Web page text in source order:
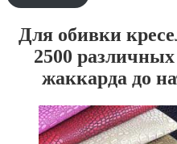
Для обивки
2500
жаккарда до